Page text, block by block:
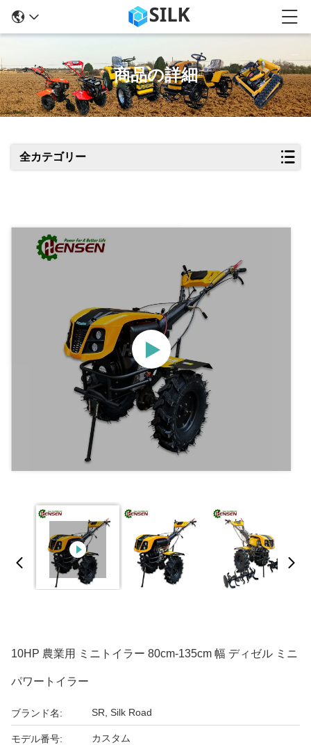
商品の詳細
全カテゴリー
10HP 農業用 ミニトイラー 80cm-135cm 幅 ディゼル ミニ
パワートイラー
ブランド名: SR, Silk Road
モデル番号: カスタム